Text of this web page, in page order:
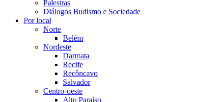
Palestras
Diálogos Budismo e Sociedade
Por local
Norte
Belém
Nordeste
Darmata
Recife
Recôncavo
Salvador
Centro-oeste
Alto Paraíso